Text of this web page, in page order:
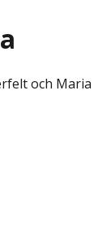
och Maria